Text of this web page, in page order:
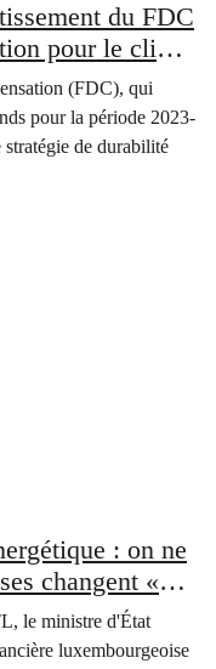
du FDC
pour le climat
(FDC), qui
pour la période 2023-
de durabilité
: on ne
changent «
le ministre d'État
luxembourgeoise